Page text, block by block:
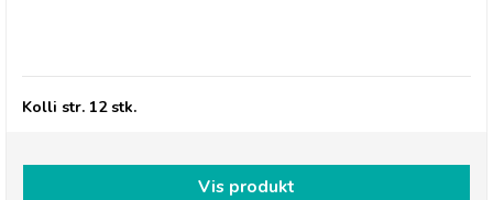
Kolli str. 12 stk.
Vis produkt